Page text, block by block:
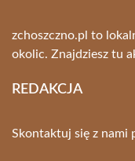
zchoszczno.pl to
okolic. Znajdziesz tu
REDAKCJA
Skontaktuj się z nami